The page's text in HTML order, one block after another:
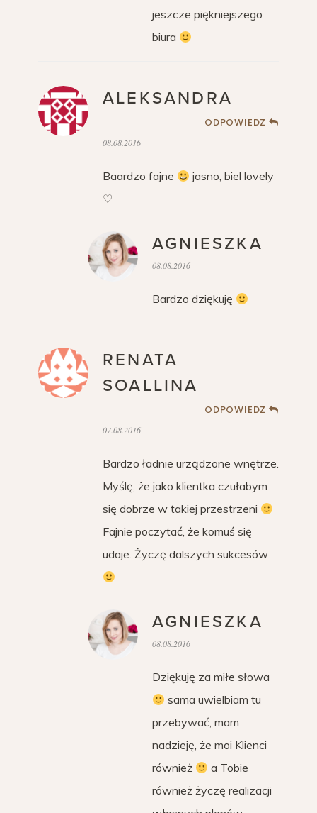
jeszcze piękniejszego
biura
ALEKSANDRA
ODPOWIEDZ
08.08.2016
Baardzo fajne
jasno, biel lovely
♡
AGNIESZKA
08.08.2016
Bardzo dziękuję
RENATA
SOALLINA
ODPOWIEDZ
07.08.2016
Bardzo ładnie urządzone wnętrze.
Myślę, że jako klientka czułabym
się dobrze w takiej przestrzeni
Fajnie poczytać, że komuś się
udaje. Życzę dalszych sukcesów
AGNIESZKA
08.08.2016
Dziękuję za miłe słowa
sama uwielbiam tu
przebywać, mam
nadzieję, że moi Klienci
również
a Tobie
również życzę realizacji